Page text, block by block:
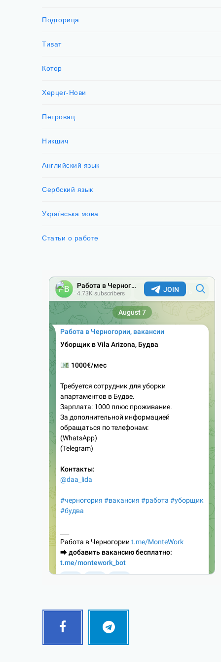
Подгорица
Тиват
Котор
Херцег-Нови
Петровац
Никшич
Английский язык
Сербский язык
Українська мова
Статьи о работе
Facebook Telegram
Follow